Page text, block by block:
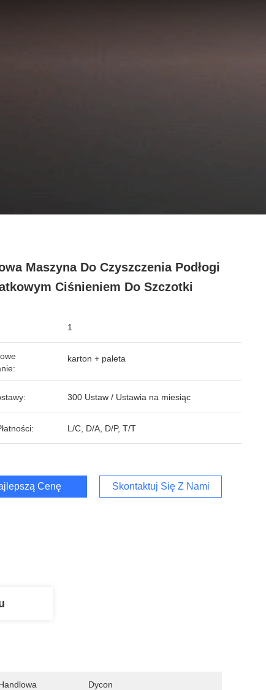
Maszyna Do Czyszczenia Podłogi
Ciśnieniem Do Szczotki
1
karton + paleta
300 Ustaw / Ustawia na miesiąc
L/C, D/A, D/P, T/T
Cenę Skontaktuj Się Z Nami
Dycon